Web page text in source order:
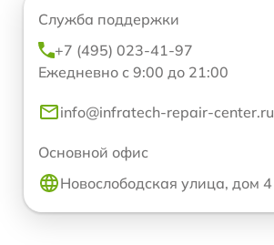
Служба поддержки
+7 (495) 023-41-97
Ежедневно с 9:00 до 21:00
info@infratech-repair-center.ru
Основной офис
Новослободская улица, дом 4